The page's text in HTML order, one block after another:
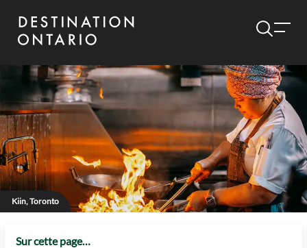
Kiin, Toronto
Sur cette page…